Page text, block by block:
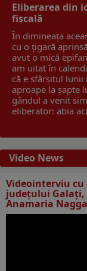
Eliberarea din
fiscală
În dimineața
cu o țigară
avut o mică
am uitat în
că e sfârșitul lunii
aproape la șapte
gândul a venit
eliberator: abia
Video News
Videointerviu cu
judeţului Galaţi,
Anamaria